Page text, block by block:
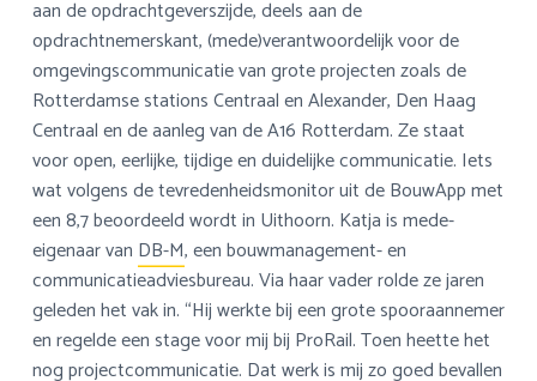
aan de opdrachtgeverszijde, deels aan de
opdrachtnemerskant, (mede)verantwoordelijk voor de
omgevingscommunicatie van grote projecten zoals de
Rotterdamse stations Centraal en Alexander, Den Haag
Centraal en de aanleg van de A16 Rotterdam. Ze staat
voor open, eerlijke, tijdige en duidelijke communicatie. Iets
wat volgens de tevredenheidsmonitor uit de BouwApp met
een 8,7 beoordeeld wordt in Uithoorn. Katja is mede-
eigenaar van DB-M, een bouwmanagement- en
communicatieadviesbureau. Via haar vader rolde ze jaren
geleden het vak in. “Hij werkte bij een grote spooraannemer
en regelde een stage voor mij bij ProRail. Toen heette het
nog projectcommunicatie. Dat werk is mij zo goed bevallen